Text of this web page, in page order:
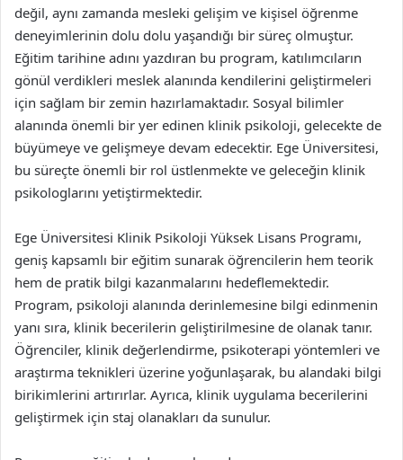
değil, aynı zamanda mesleki gelişim ve kişisel öğrenme
deneyimlerinin dolu dolu yaşandığı bir süreç olmuştur.
Eğitim tarihine adını yazdıran bu program, katılımcıların
gönül verdikleri meslek alanında kendilerini geliştirmeleri
için sağlam bir zemin hazırlamaktadır. Sosyal bilimler
alanında önemli bir yer edinen klinik psikoloji, gelecekte de
büyümeye ve gelişmeye devam edecektir. Ege Üniversitesi,
bu süreçte önemli bir rol üstlenmekte ve geleceğin klinik
psikologlarını yetiştirmektedir.
Ege Üniversitesi Klinik Psikoloji Yüksek Lisans Programı,
geniş kapsamlı bir eğitim sunarak öğrencilerin hem teorik
hem de pratik bilgi kazanmalarını hedeflemektedir.
Program, psikoloji alanında derinlemesine bilgi edinmenin
yanı sıra, klinik becerilerin geliştirilmesine de olanak tanır.
Öğrenciler, klinik değerlendirme, psikoterapi yöntemleri ve
araştırma teknikleri üzerine yoğunlaşarak, bu alandaki bilgi
birikimlerini artırırlar. Ayrıca, klinik uygulama becerilerini
geliştirmek için staj olanakları da sunulur.